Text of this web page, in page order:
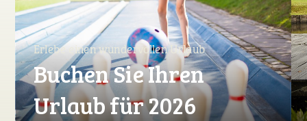
Erlebe einen wundervollen Urlaub
Buchen Sie Ihren
Urlaub für 2026